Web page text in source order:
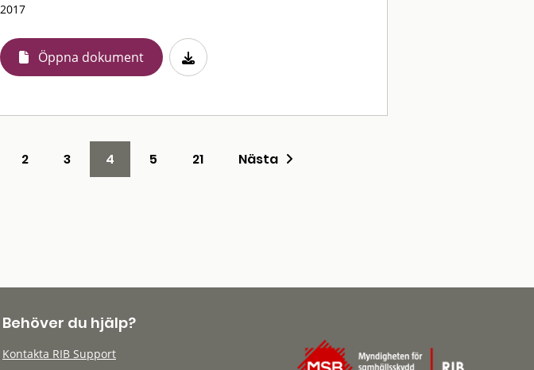
2017
Öppna dokument
2 3 4 5 21 Nästa
Behöver du hjälp?
Kontakta RIB Support